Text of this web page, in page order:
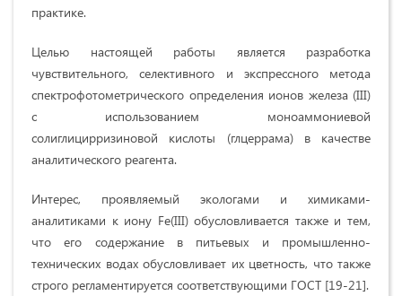
практике.
Целью настоящей работы является разработка
чувствительного, селективного и экспрессного метода
спектрофотометрического определения ионов железа (III)
с использованием моноаммониевой
солиглицирризиновой кислоты (глцеррама) в качестве
аналитического реагента.
Интерес, проявляемый экологами и химиками-
аналитиками к иону Fe(III) обусловливается также и тем,
что его содержание в питьевых и промышленно-
технических водах обусловливает их цветность, что также
строго регламентируется соответствующими ГОСТ [19-21].